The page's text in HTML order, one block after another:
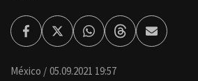
FacebookTwitterWhatsappThreadsEnviar
por
México 05.09.2021 19:57